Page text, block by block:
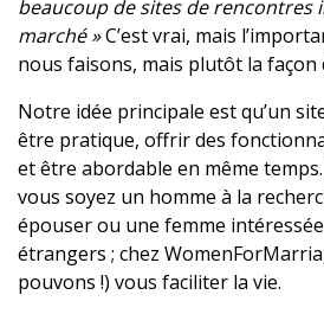
beaucoup de sites de rencontres
marché »C’est vrai, mais
nous faisons, mais plutôt la
Notre idée principale est qu’un
être pratique, offrir des
et être abordable en même
vous soyez un homme à la
épouser ou une femme
étrangers ; chez
pouvons !) vous faciliter la vie.